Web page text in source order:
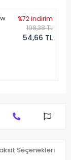
%72 indirim
198,38 TL
54,66 TL
Seçenekleri